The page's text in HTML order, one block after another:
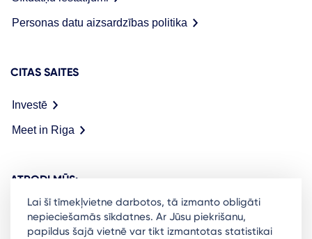
Personas datu aizsardzības politika
CITAS SAITES
Investē
Meet in Riga
ATRODI MŪS:
Lai šī tīmekļvietne darbotos, tā izmanto obligāti
nepieciešamās sīkdatnes. Ar Jūsu piekrišanu,
papildus šajā vietnē var tikt izmantotas statistikai